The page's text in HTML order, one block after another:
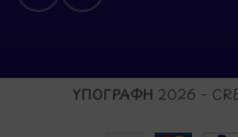
ΥΠΟΓΡΑΦΗ 2026 -